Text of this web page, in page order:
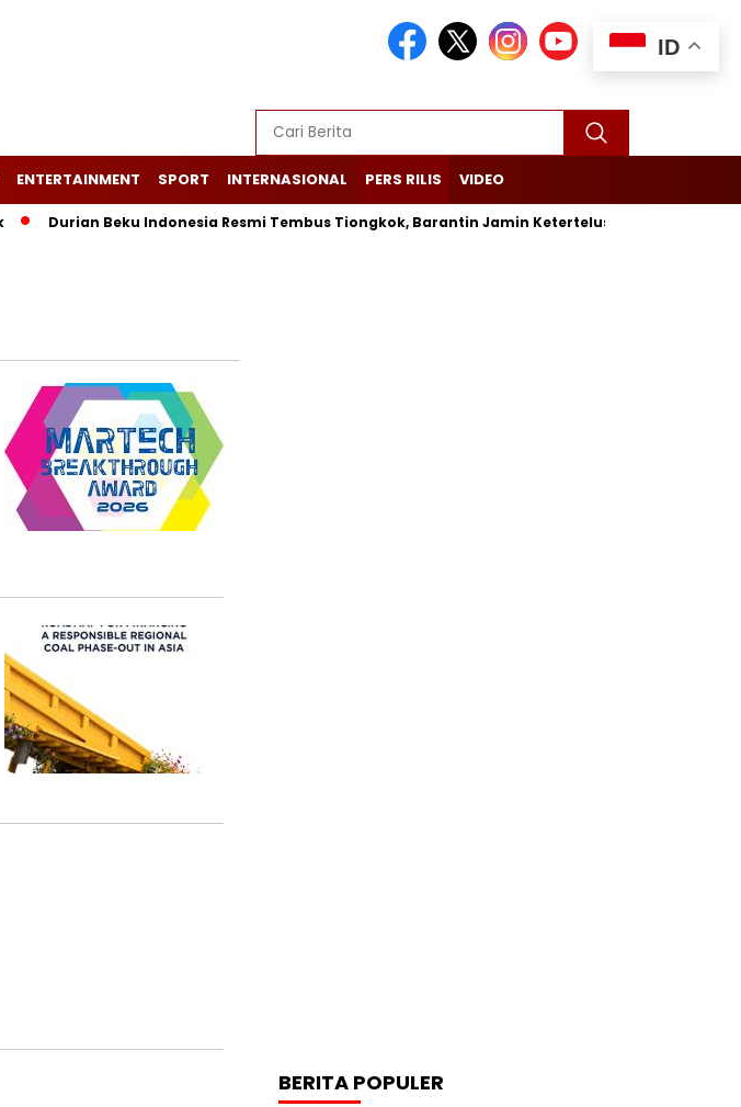
ENTERTAINMENT SPORT INTERNASIONAL PERS RILIS VIDEO
Durian Beku Indonesia Resmi Tembus Tiongkok, Barantin Jamin Ketertelusuran dari Kebun
BERITA POPULER
ID